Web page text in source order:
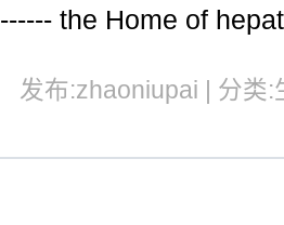
the Home of
发布:zhaoniupai | 分类